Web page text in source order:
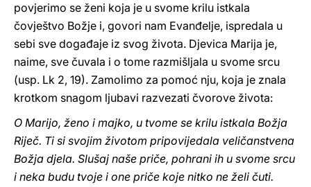
povjerimo se ženi koja je u svome krilu istkala
čovještvo Božje i, govori nam Evanđelje, ispredala u
sebi sve događaje iz svog života. Djevica Marija je,
naime, sve čuvala i o tome razmišljala u svome srcu
(usp. Lk 2, 19). Zamolimo za pomoć nju, koja je znala
krotkom snagom ljubavi razvezati čvorove života:
O Marijo, ženo i majko, u tvome se krilu istkala Božja
Riječ. Ti si svojim životom pripovijedala veličanstvena
Božja djela. Slušaj naše priče, pohrani ih u svome srcu
i neka budu tvoje i one priče koje nitko ne želi čuti.